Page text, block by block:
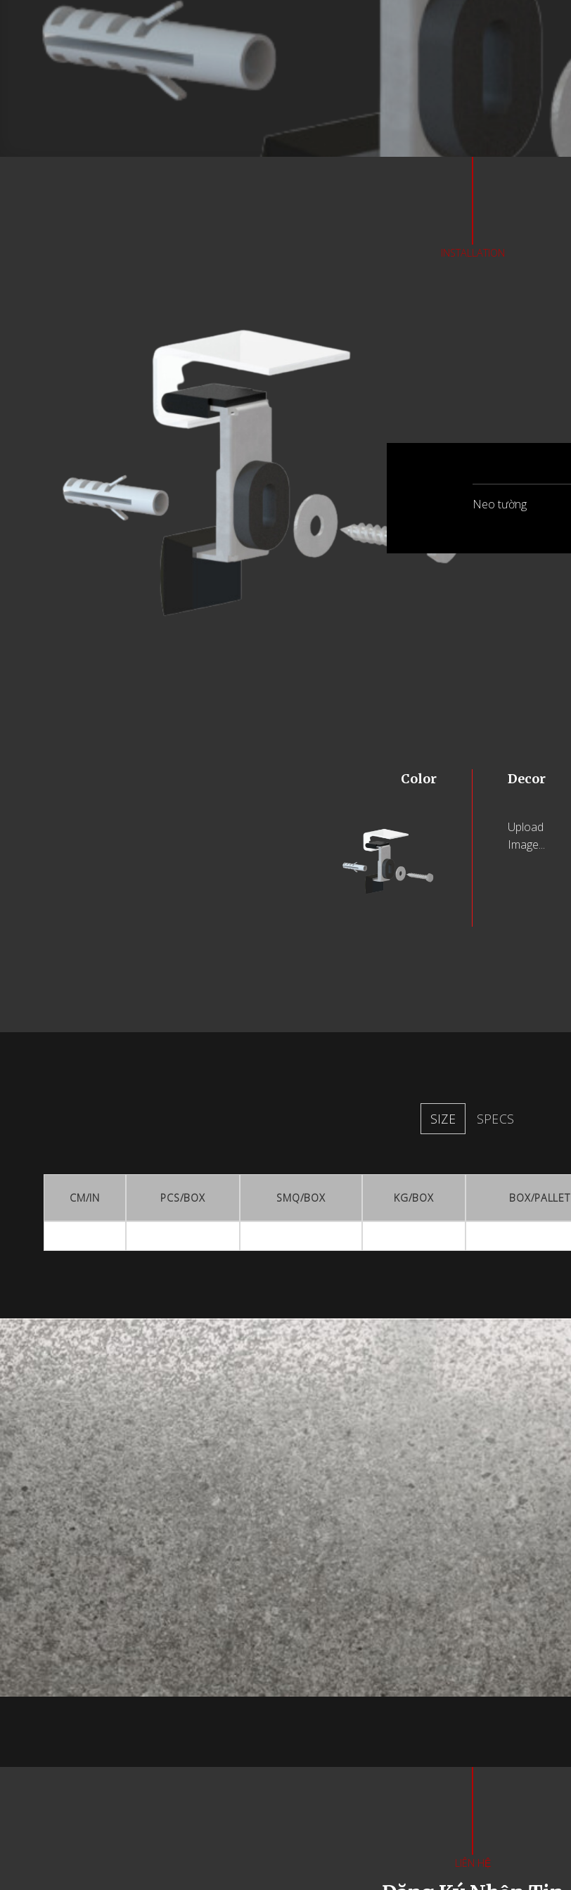
INSTALLATION
Neo tường
Color Decor
Upload
Image...
SIZE SPECS
CM/IN PCS/BOX SMQ/BOX KG/BOX BOX/PALLET
LIÊN HỆ